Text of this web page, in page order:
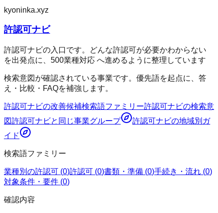
kyoninka.xyz
許認可ナビ
許認可ナビの入口です。どんな許認可が必要かわからない
を出発点に、500業種対応 へ進めるように整理しています
検索意図が確認されている事業です。優先語を起点に、答
え・比較・FAQを補強します。
許認可ナビの改善候補検索語ファミリー許認可ナビの検索意
図許認可ナビと同じ事業グループ 許認可ナビの地域別ガ
イド
検索語ファミリー
業種別の許認可 (0)許認可 (0)書類・準備 (0)手続き・流れ (0)
対象条件・要件 (0)
確認内容